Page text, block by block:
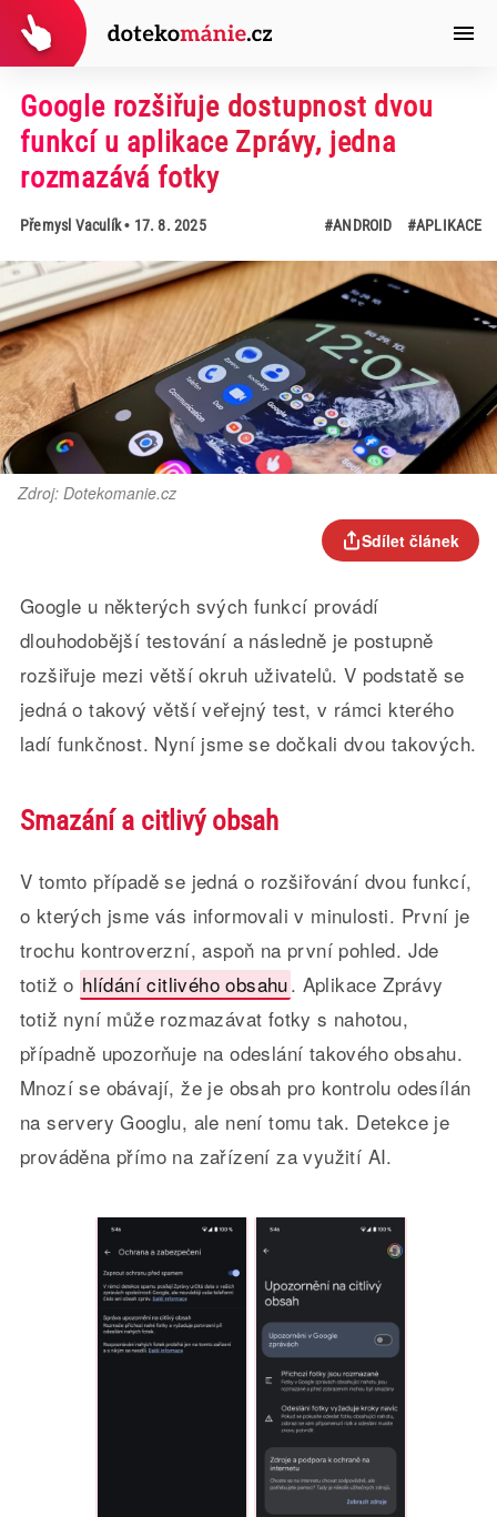
Google rozšiřuje dostupnost dvou
funkcí u aplikace Zprávy, jedna
rozmazává fotky
Přemysl Vaculík• 17. 8. 2025 #ANDROID #APLIKACE
Zdroj: Dotekomanie.cz
Sdílet článek
Google u některých svých funkcí provádí
dlouhodobější testování a následně je postupně
rozšiřuje mezi větší okruh uživatelů. V podstatě se
jedná o takový větší veřejný test, v rámci kterého
ladí funkčnost. Nyní jsme se dočkali dvou takových.
Smazání a citlivý obsah
V tomto případě se jedná o rozšiřování dvou funkcí,
o kterých jsme vás informovali v minulosti. První je
trochu kontroverzní, aspoň na první pohled. Jde
totiž o hlídání citlivého obsahu. Aplikace Zprávy
totiž nyní může rozmazávat fotky s nahotou,
případně upozorňuje na odeslání takového obsahu.
Mnozí se obávají, že je obsah pro kontrolu odesílán
na servery Googlu, ale není tomu tak. Detekce je
prováděna přímo na zařízení za využití AI.